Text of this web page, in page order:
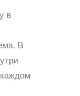
в
В
каждом